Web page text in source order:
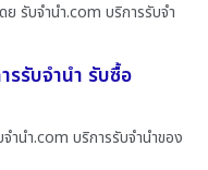
ย รับจํานํา.com บริการรับจำ
รรับจำนำ รับซื้อ
านํา.com บริการรับจำนำของ